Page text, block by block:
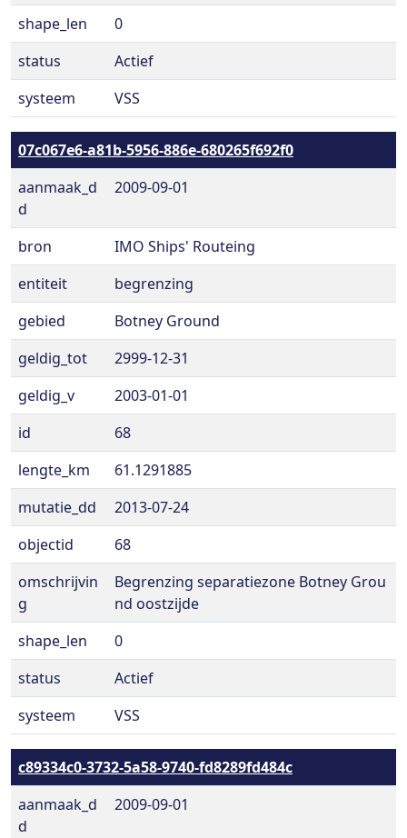
shape_len
0
status
Actief
systeem
VSS
07c067e6-a81b-5956-886e-680265f692f0
aanmaak_d
d
2009-09-01
bron
IMO Ships' Routeing
entiteit
begrenzing
gebied
Botney Ground
geldig_tot
2999-12-31
geldig_v
2003-01-01
id
68
lengte_km
61.1291885
mutatie_dd
2013-07-24
objectid
68
omschrijvin
g
Begrenzing separatiezone Botney Grou
nd oostzijde
shape_len
0
status
Actief
systeem
VSS
c89334c0-3732-5a58-9740-fd8289fd484c
aanmaak_d
d
2009-09-01